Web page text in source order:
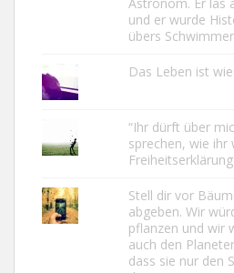
und er wurde
übers
Das Leben ist
“Ihr dürft über
sprechen, wie ihr
Stell dir vor
abgeben. Wir
pflanzen und wir
auch den
dass sie nur den